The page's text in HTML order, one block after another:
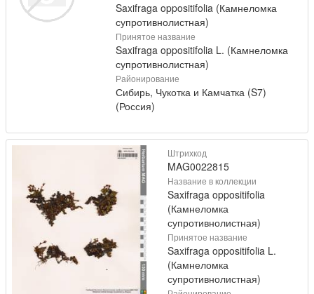
Saxifraga oppositifolia (Камнеломка
супротивнолистная)
Принятое название
Saxifraga oppositifolia L. (Камнеломка
супротивнолистная)
Районирование
Сибирь, Чукотка и Камчатка (S7)
(Россия)
Штрихкод
MAG0022815
Название в коллекции
Saxifraga oppositifolia
(Камнеломка
супротивнолистная)
Принятое название
Saxifraga oppositifolia L.
(Камнеломка
супротивнолистная)